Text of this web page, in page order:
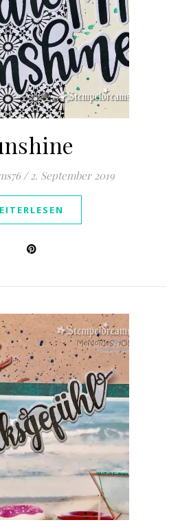
/ 2. September 2019